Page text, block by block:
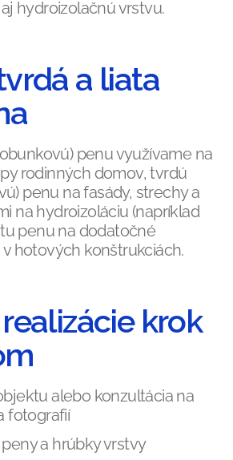
hydroizolačnú vrstvu.
a liata
penu využívame na
rodinných domov, tvrdú
penu na fasády, strechy a
na hydroizoláciu (napríklad
penu na dodatočné
hotových konštrukciách.
krok
alebo konzultácia na
fotografií
a hrúbky vrstvy